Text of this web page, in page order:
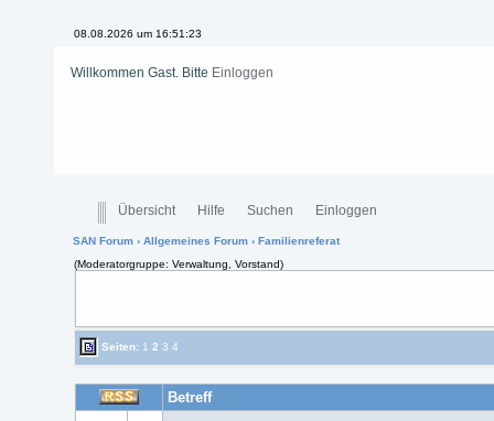
08.08.2026 um 16:51:23
Willkommen Gast. Bitte Einloggen
Übersicht Hilfe Suchen Einloggen
SAN Forum › Allgemeines Forum › Familienreferat
(Moderatorgruppe: Verwaltung, Vorstand)
Seiten: 1 2 3 4
Betreff